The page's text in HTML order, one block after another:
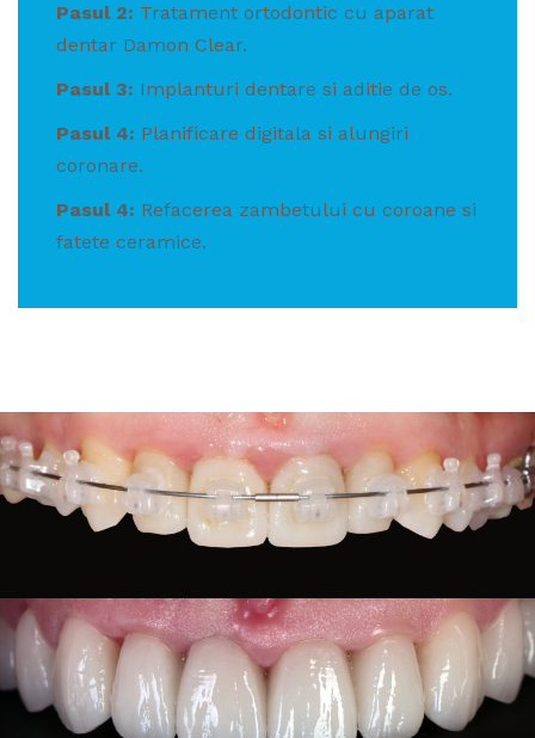
Pasul 2: Tratament ortodontic cu aparat
dentar Damon Clear.
Pasul 3: Implanturi dentare si aditie de os.
Pasul 4: Planificare digitala si alungiri
coronare.
Pasul 4: Refacerea zambetului cu coroane si
fatete ceramice.